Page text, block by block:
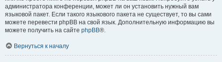
администратора конференции, может ли он установить нужный вам
языковой пакет. Если такого языкового пакета не существует, то вы сами
можете перевести phpBB на свой язык. Дополнительную информацию вы
можете получить на сайте phpBB®.
Вернуться к началу